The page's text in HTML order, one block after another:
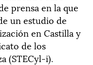
prensa en la que
un estudio de
en Castilla y
de los
(STECyl-i).